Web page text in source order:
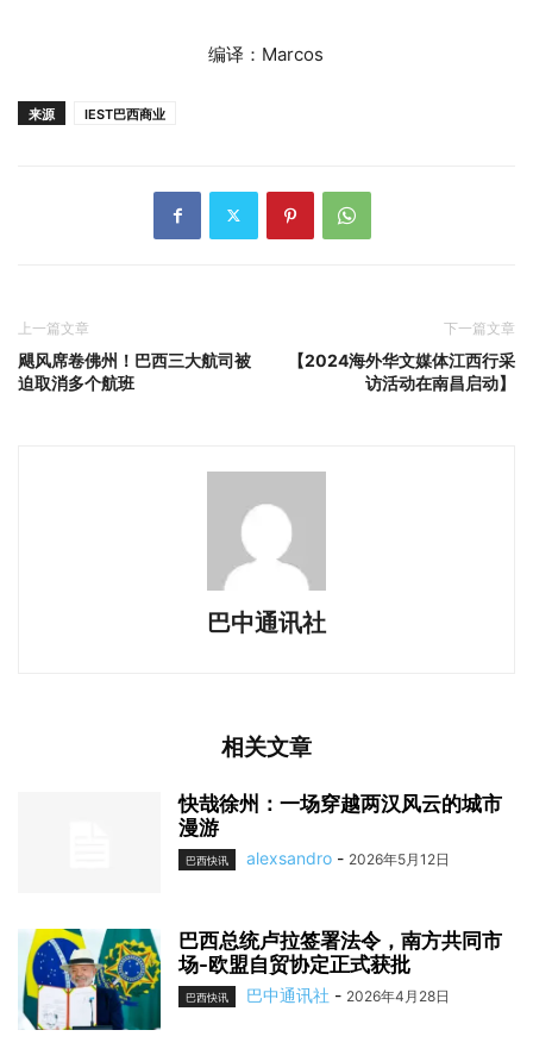
编译：Marcos
来源 IEST巴西商业
上一篇文章
飓风席卷佛州！巴西三大航司被
迫取消多个航班
下一篇文章
【2024海外华文媒体江西行采
访活动在南昌启动】
巴中通讯社
相关文章
快哉徐州：一场穿越两汉风云的城市
漫游
巴西快讯 alexsandro - 2026年5月12日
巴西总统卢拉签署法令，南方共同市
场-欧盟自贸协定正式获批
巴西快讯 巴中通讯社 - 2026年4月28日